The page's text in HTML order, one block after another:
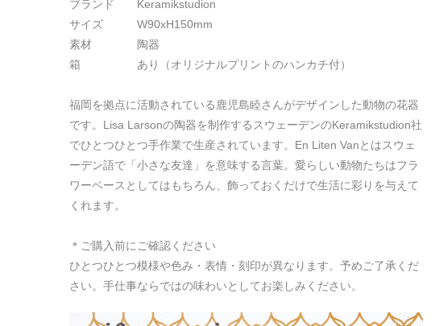
ブランド Keramikstudion
サイズ W90xH150mm
素材 陶器
箱 あり（オリジナルプリントのハンカチ付）
福岡を拠点に活動されている鹿児島睦さんがデザインした動物の花器
です。Lisa Larsonの陶器を制作するスウェーデンのKeramikstudion社
でひとつひとつ手作業で生産されています。En Liten Vanとはスウェ
ーデン語で「小さな友達」を意味する言葉。愛らしい動物たちはフラ
ワーベースとしてはもちろん、飾っておくだけで生活に彩りを与えて
くれます。
＊ご購入前にご確認ください
ひとつひとつ模様や色み・表情・刻印が異なります。予めご了承くだ
さい。手仕事ならではの味わいとしてお楽しみください。